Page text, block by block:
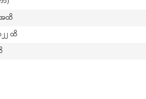
အထိ
၂ ထိ
ေ့အထိ